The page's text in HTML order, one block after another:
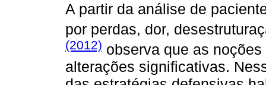
A partir da análise de
por perdas, dor,
(2012) observa que as
alterações significativas.